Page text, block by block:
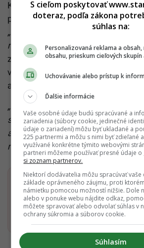
K vyjadreniam prichádzajúcim z
postavil aj premiér Grónska Jens
„Musíme počúvať, keď o nás
nemôžeme sa nechať vystrašiť,“
zverejnil len niekoľko dní po
voľbách, v ktorých významnú
ambície Donalda Trumpa na
„Nemôžeme konať zo strachu.
s pokojom, dôstojnosťou a
americkému prezidentovi
nám,“dodal premiér. Viac sa
Dostaň Startitup do svojich
Pridať ako
S cieľom poskytovať
doteraz, podľa zákona
súhlas na:
Personalizovaná reklama a
obsahu, prieskum cieľových skupín
Uchovávanie alebo prístup k
Ďalšie informácie
Vaše osobné údaje budú spracúvané a
zariadenia (súbory cookie, jedinečné
údaje o zariadení) môžu byť ukladané a
225 partnermi a môžu s nimi byť zdieľané
využívané konkrétne týmito webovými
partneri môžeme používať presné údaje o
si zoznam partnerov.
Niektorí dodávatelia môžu spracúvať vaše
základe oprávneného záujmu, proti
námietku pomocou možností nižšie. Dole
alebo v ponuke webu nájdite odkaz,
môžete spravovať alebo odvolať súhlas v
ochrany súkromia a súborov cookie.
Súhlasím